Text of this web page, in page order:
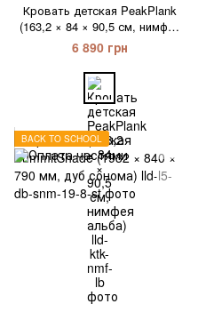
Кровать детская PeakPlank
(163,2 × 84 × 90,5 см, нимфея
альба)
6 890 грн
BACK TO SCHOOL